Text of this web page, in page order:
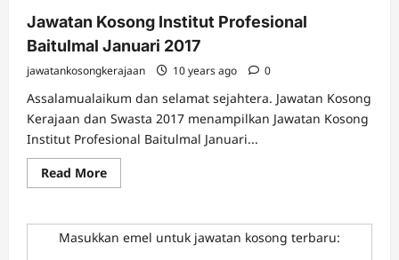
Jawatan Kosong Institut Profesional
Baitulmal Januari 2017
jawatankosongkerajaan 10 years ago 0
Assalamualaikum dan selamat sejahtera. Jawatan Kosong
Kerajaan dan Swasta 2017 menampilkan Jawatan Kosong
Institut Profesional Baitulmal Januari...
Read MoreRead
more
Kosong
Institut
Profesional
Masukkan emel untuk jawatan kosong terbaru: